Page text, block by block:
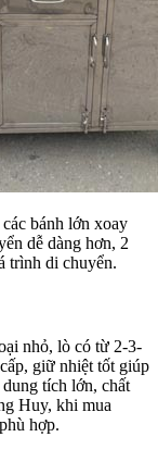
bánh lớn xoay
dễ dàng hơn, 2
trình di chuyển.
nhỏ, lò có từ 2-3-
giữ nhiệt tốt giúp
tích lớn, chất
Huy, khi mua
hợp.